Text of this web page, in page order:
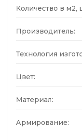
Количество в м2,
Производитель:
Технология
Цвет:
Материал:
Армирование: